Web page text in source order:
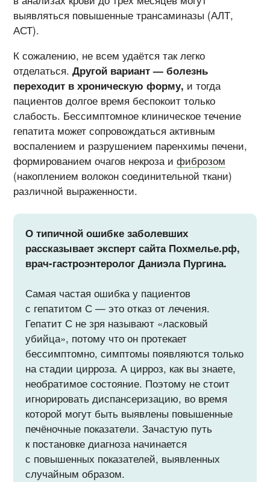
выявляться повышенные трансаминазы (АЛТ,
АСТ).
К сожалению, не всем удаётся так легко
отделаться.Другой вариант — болезнь
переходит в хроническую форму, и тогда
пациентов долгое время беспокоит только
слабость. Бессимптомное клиническое течение
гепатита может сопровождаться активным
воспалением и разрушением паренхимы печени,
формированием очагов некроза ифиброзом
(накоплением волокон соединительной ткани)
различной выраженности.
О типичной ошибке заболевших
рассказывает эксперт сайта Похмелье.рф,
врач-гастроэнтеролог Даниэла Пургина.
Самая частая ошибка у пациентов
с гепатитом С — это отказ от лечения.
Гепатит С не зря называют «ласковый
убийца», потому что он протекает
бессимптомно, симптомы появляются только
на стадии цирроза. А цирроз, как вы знаете,
необратимое состояние. Поэтому не стоит
игнорировать диспансеризацию, во время
которой могут быть выявлены повышенные
печёночные показатели. Зачастую путь
к постановке диагноза начинается
с повышенных показателей, выявленных
случайным образом.